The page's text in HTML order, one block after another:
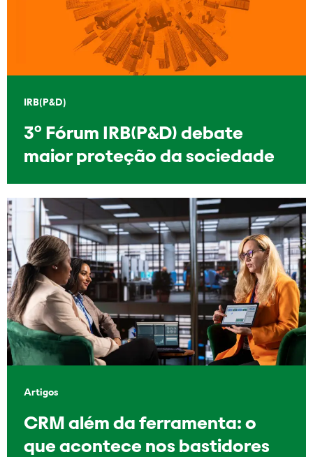
IRB(P&D)
3º Fórum IRB(P&D) debate
maior proteção da sociedade
Artigos
CRM além da ferramenta: o
que acontece nos bastidores